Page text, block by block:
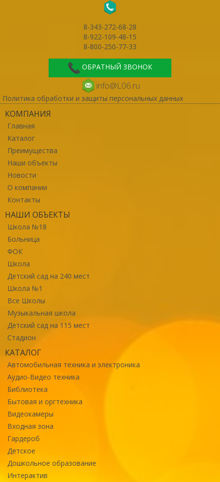
8-343-272-68-28
8-922-109-48-15
8-800-250-77-33
ОБРАТНЫЙ ЗВОНОК
info@L06.ru
Политика обработки и защиты персональных данных
КОМПАНИЯ
Главная
Каталог
Преимущества
Наши объекты
Новости
О компании
Контакты
НАШИ ОБЪЕКТЫ
Школа №18
Больница
ФОК
Школа
Детский сад на 240 мест
Школа №1
Все Школы
Музыкальная школа
Детский сад на 115 мест
Стадион
КАТАЛОГ
Автомобильная техника и электроника
Аудио-Видео техника
Библиотека
Бытовая и оргтехника
Видеокамеры
Входная зона
Гардероб
Детское
Дошкольное образование
Интерактив